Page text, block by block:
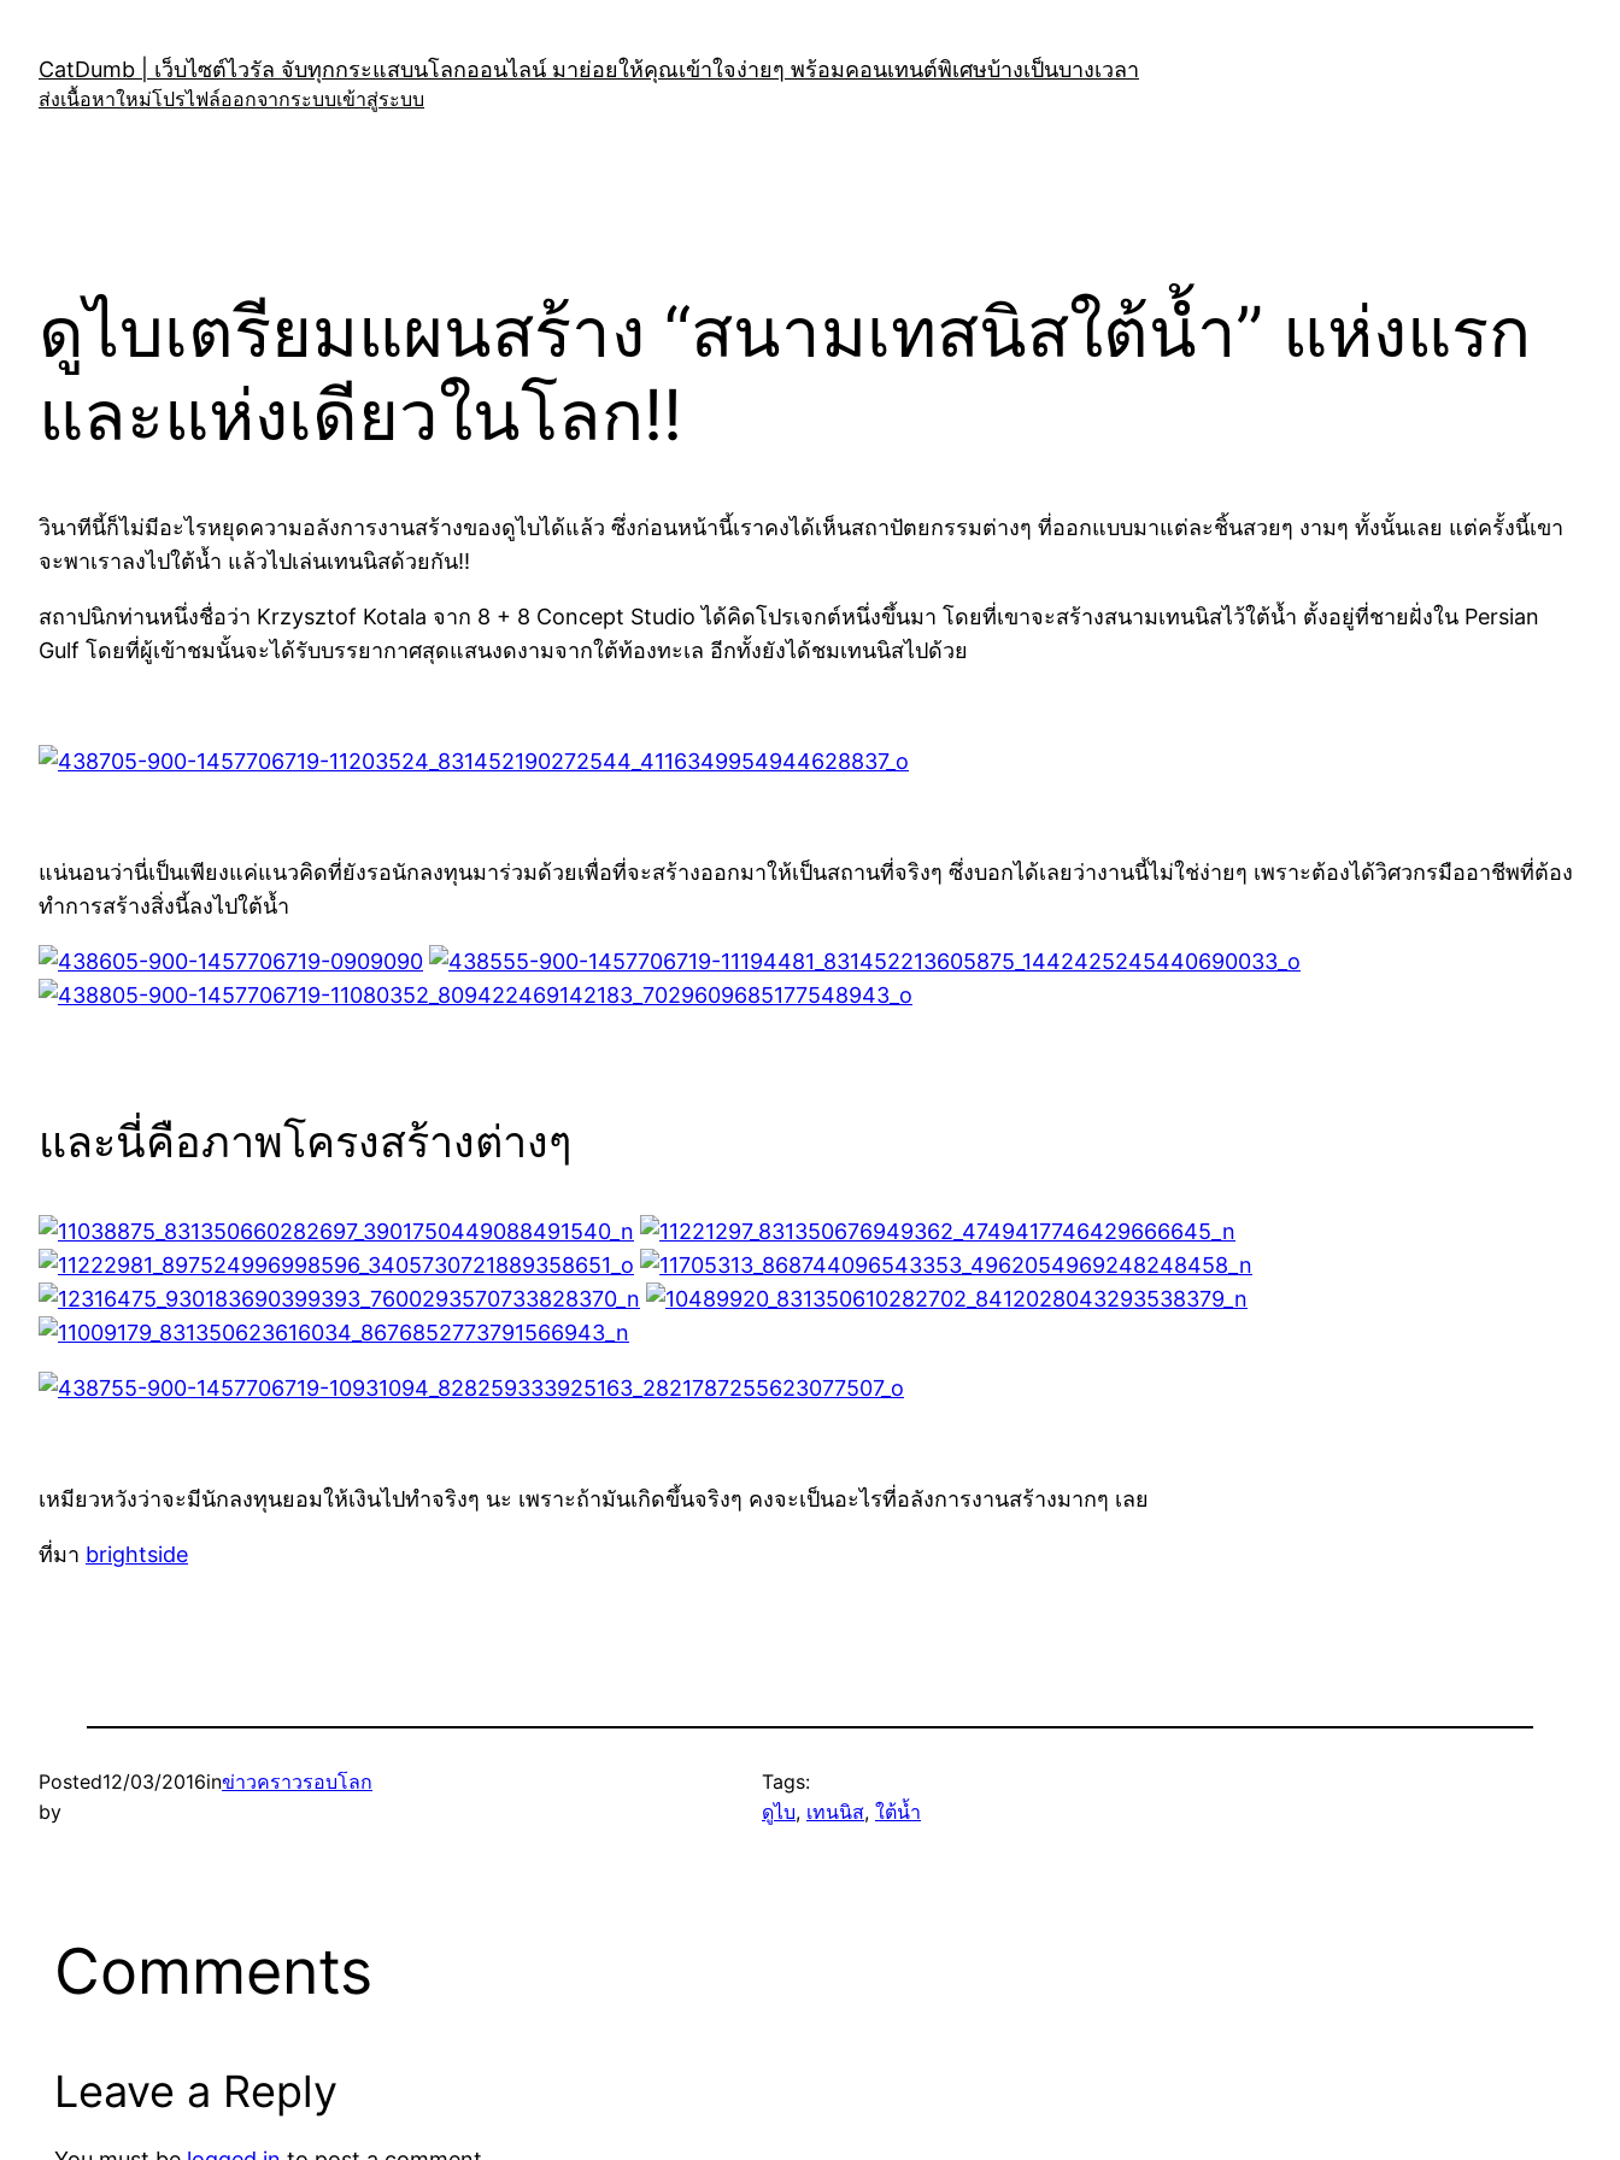
content
CatDumb | เว็บไซต์ไวรัล จับทุกกระแสบนโลกออนไลน์ มาย่อยให้คุณเข้าใจง่ายๆ พร้อมคอนเทนต์พิเศษบ้างเป็นบางเวลา
ส่งเนื้อหาใหม่โปรไฟล์ออกจากระบบเข้าสู่ระบบ
ดูไบเตรียมแผนสร้าง “สนามเทสนิสใต้น้ำ” แห่งแรก
และแห่งเดียวในโลก!!
วินาทีนี้ก็ไม่มีอะไรหยุดความอลังการงานสร้างของดูไบได้แล้ว ซึ่งก่อนหน้านี้เราคงได้เห็นสถาปัตยกรรมต่างๆ ที่ออกแบบมาแต่ละชิ้นสวยๆ งามๆ ทั้งนั้นเลย แต่ครั้งนี้เขา
จะพาเราลงไปใต้น้ำ แล้วไปเล่นเทนนิสด้วยกัน!!
สถาปนิกท่านหนึ่งชื่อว่า Krzysztof Kotala จาก 8 + 8 Concept Studio ได้คิดโปรเจกต์หนึ่งขึ้นมา โดยที่เขาจะสร้างสนามเทนนิสไว้ใต้น้ำ ตั้งอยู่ที่ชายฝั่งใน Persian
Gulf โดยที่ผู้เข้าชมนั้นจะได้รับบรรยากาศสุดแสนงดงามจากใต้ท้องทะเล อีกทั้งยังได้ชมเทนนิสไปด้วย
แน่นอนว่านี่เป็นเพียงแค่แนวคิดที่ยังรอนักลงทุนมาร่วมด้วยเพื่อที่จะสร้างออกมาให้เป็นสถานที่จริงๆ ซึ่งบอกได้เลยว่างานนี้ไม่ใช่ง่ายๆ เพราะต้องได้วิศวกรมืออาชีพที่ต้อง
ทำการสร้างสิ่งนี้ลงไปใต้น้ำ
และนี่คือภาพโครงสร้างต่างๆ
เหมียวหวังว่าจะมีนักลงทุนยอมให้เงินไปทำจริงๆ นะ เพราะถ้ามันเกิดขึ้นจริงๆ คงจะเป็นอะไรที่อลังการงานสร้างมากๆ เลย
ที่มา brightside
Posted12/03/2016inข่าวคราวรอบโลก
by
Tags:
ดูไบ, เทนนิส, ใต้น้ำ
Comments
Leave a Reply